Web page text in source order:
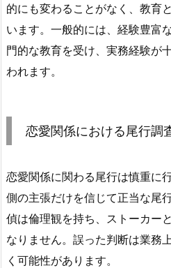
的にも変わることがなく、教育
います。一般的には、経験豊富
門的な教育を受け、実務経験が
われます。
恋愛関係における尾行調
恋愛関係に関わる尾行は慎重に
側の主張だけを信じて正当な尾
偵は倫理観を持ち、ストーカー
なりません。誤った判断は業務
く可能性があります。